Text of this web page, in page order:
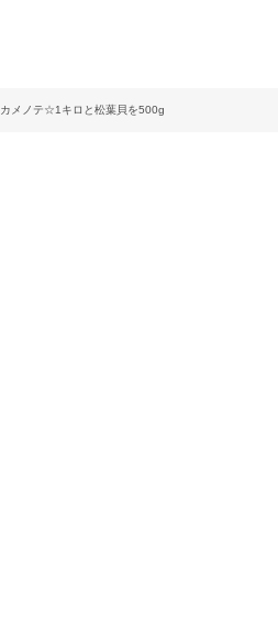
カメノテ☆1キロと松葉貝を500g